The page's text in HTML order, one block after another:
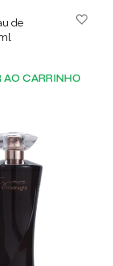
de
AO CARRINHO